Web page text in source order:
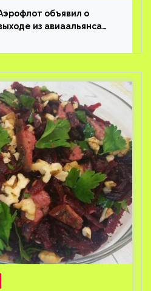
объявил о
из авиаальянса